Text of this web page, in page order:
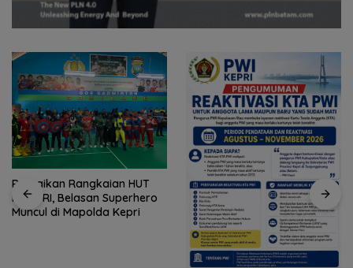
Ramaikan Rangkaian HUT
ke-81 RI, Belasan Superhero
Muncul di Mapolda Kepri